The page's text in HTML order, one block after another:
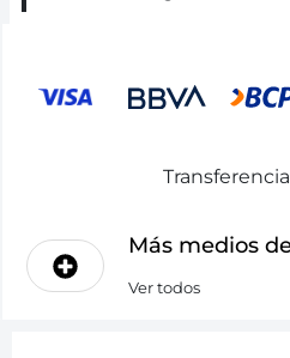
Más medios
Ver todos